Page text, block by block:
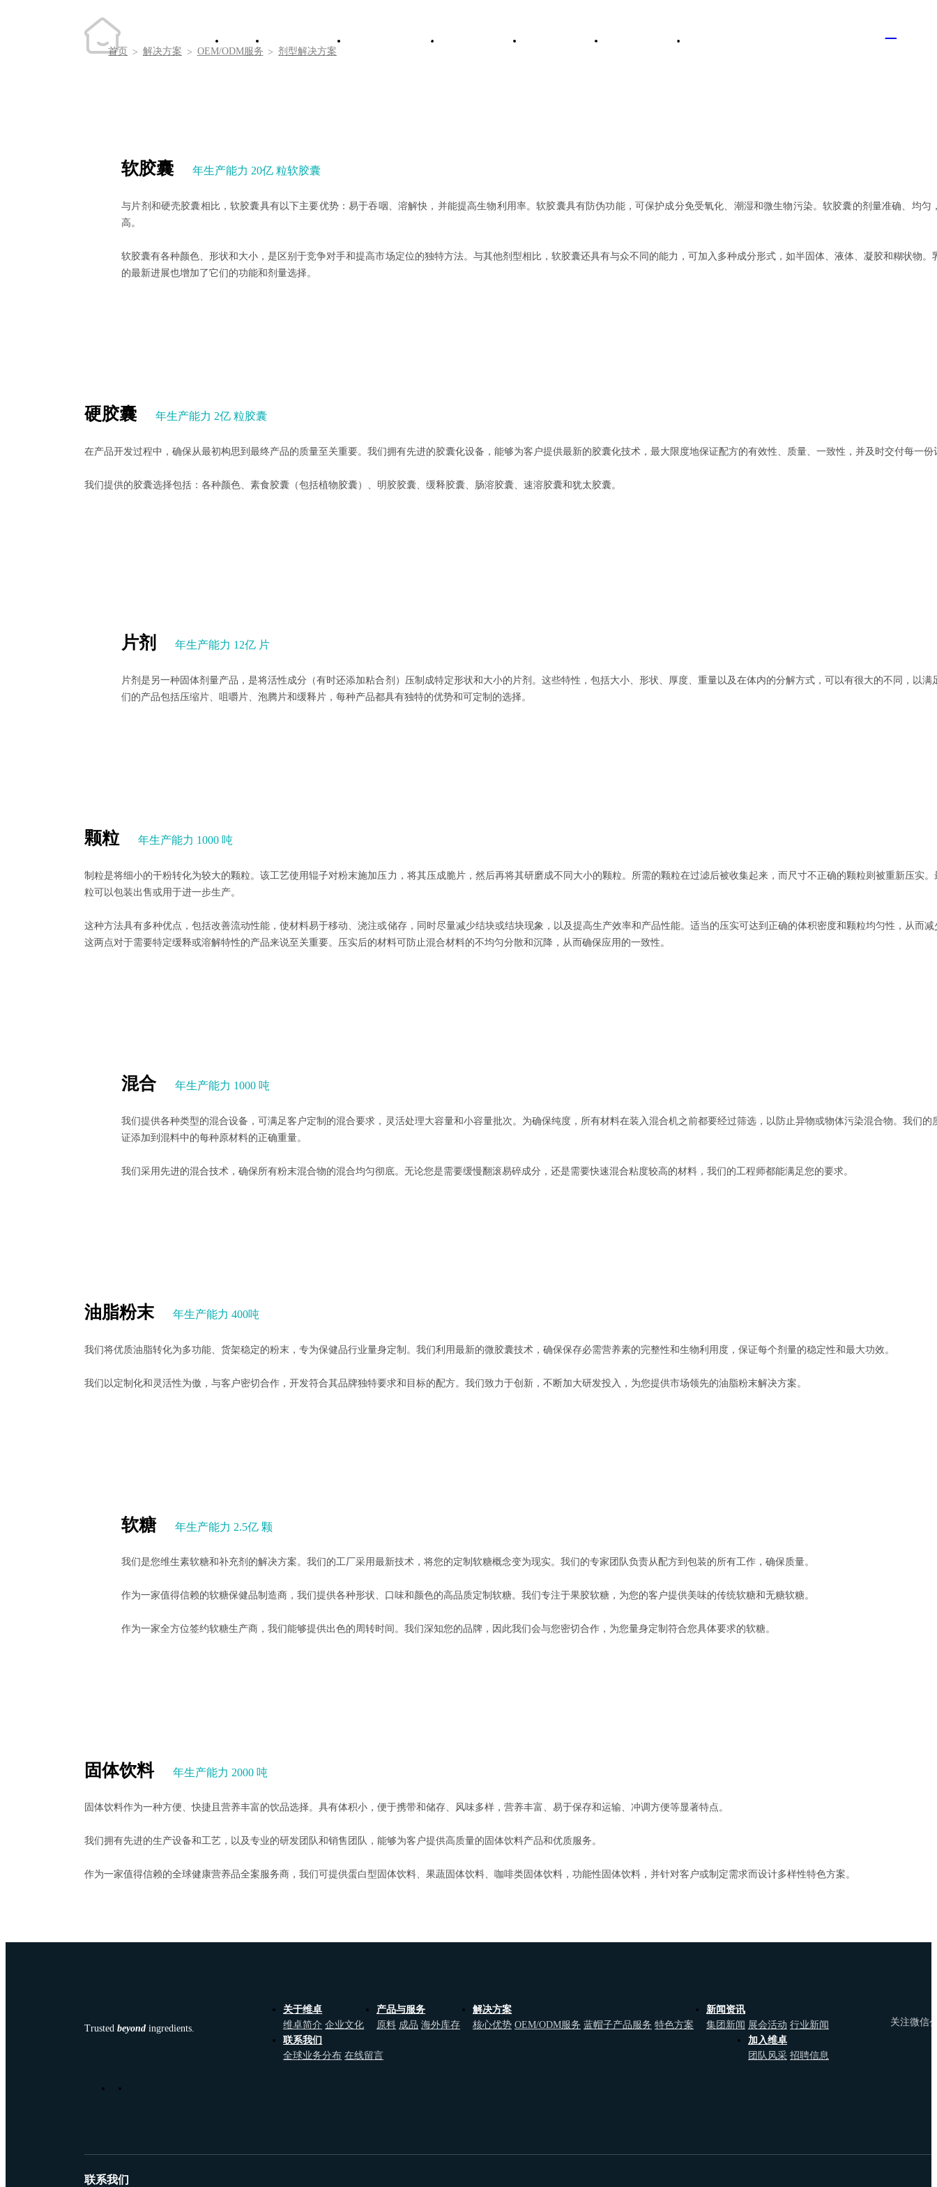
首页 关于维卓 产品与服务 解决方案 新闻资讯 联系我们
首页 > 解决方案 > OEM/ODM服务 > 剂型解决方案
软胶囊 年生产能力 20亿 粒软胶囊
与片剂和硬壳胶囊相比，软胶囊具有以下主要优势：易于吞咽、溶解快，并能提高生物利用率。软胶囊具有防伪功能，可保护成分免受氧化、潮湿和微生物污染。软胶囊的剂量准确、均匀
高。
软胶囊有各种颜色、形状和大小，是区别于竞争对手和提高市场定位的独特方法。与其他剂型相比，软胶囊还具有与众不同的能力，可加入多种成分形式，如半固体、液体、凝胶和糊状物。
的最新进展也增加了它们的功能和剂量选择。
硬胶囊 年生产能力 2亿 粒胶囊
在产品开发过程中，确保从最初构思到最终产品的质量至关重要。我们拥有先进的胶囊化设备，能够为客户提供最新的胶囊化技术，最大限度地保证配方的有效性、质量、一致性，并及时交付每一份
我们提供的胶囊选择包括：各种颜色、素食胶囊（包括植物胶囊）、明胶胶囊、缓释胶囊、肠溶胶囊、速溶胶囊和犹太胶囊。
片剂 年生产能力 12亿 片
片剂是另一种固体剂量产品，是将活性成分（有时还添加粘合剂）压制成特定形状和大小的片剂。这些特性，包括大小、形状、厚度、重量以及在体内的分解方式，可以有很大的不同，以满
们的产品包括压缩片、咀嚼片、泡腾片和缓释片，每种产品都具有独特的优势和可定制的选择。
颗粒 年生产能力 1000 吨
制粒是将细小的干粉转化为较大的颗粒。该工艺使用辊子对粉末施加压力，将其压成脆片，然后再将其研磨成不同大小的颗粒。所需的颗粒在过滤后被收集起来，而尺寸不正确的颗粒则被重新压实。
粒可以包装出售或用于进一步生产。
这种方法具有多种优点，包括改善流动性能，使材料易于移动、浇注或储存，同时尽量减少结块或结块现象，以及提高生产效率和产品性能。适当的压实可达到正确的体积密度和颗粒均匀性，从而减
这两点对于需要特定缓释或溶解特性的产品来说至关重要。压实后的材料可防止混合材料的不均匀分散和沉降，从而确保应用的一致性。
混合 年生产能力 1000 吨
我们提供各种类型的混合设备，可满足客户定制的混合要求，灵活处理大容量和小容量批次。为确保纯度，所有材料在装入混合机之前都要经过筛选，以防止异物或物体污染混合物。我们的
证添加到混料中的每种原材料的正确重量。
我们采用先进的混合技术，确保所有粉末混合物的混合均匀彻底。无论您是需要缓慢翻滚易碎成分，还是需要快速混合粘度较高的材料，我们的工程师都能满足您的要求。
油脂粉末 年生产能力 400吨
我们将优质油脂转化为多功能、货架稳定的粉末，专为保健品行业量身定制。我们利用最新的微胶囊技术，确保保存必需营养素的完整性和生物利用度，保证每个剂量的稳定性和最大功效。
我们以定制化和灵活性为傲，与客户密切合作，开发符合其品牌独特要求和目标的配方。我们致力于创新，不断加大研发投入，为您提供市场领先的油脂粉末解决方案。
软糖 年生产能力 2.5亿 颗
我们是您维生素软糖和补充剂的解决方案。我们的工厂采用最新技术，将您的定制软糖概念变为现实。我们的专家团队负责从配方到包装的所有工作，确保质量。
作为一家值得信赖的软糖保健品制造商，我们提供各种形状、口味和颜色的高品质定制软糖。我们专注于果胶软糖，为您的客户提供美味的传统软糖和无糖软糖。
作为一家全方位签约软糖生产商，我们能够提供出色的周转时间。我们深知您的品牌，因此我们会与您密切合作，为您量身定制符合您具体要求的软糖。
固体饮料 年生产能力 2000 吨
固体饮料作为一种方便、快捷且营养丰富的饮品选择。具有体积小，便于携带和储存、风味多样，营养丰富、易于保存和运输、冲调方便等显著特点。
我们拥有先进的生产设备和工艺，以及专业的研发团队和销售团队，能够为客户提供高质量的固体饮料产品和优质服务。
作为一家值得信赖的全球健康营养品全案服务商，我们可提供蛋白型固体饮料、果蔬固体饮料、咖啡类固体饮料，功能性固体饮料，并针对客户或制定需求而设计多样性特色方案。
Trustedbeyond ingredients.
关于维卓
维卓简介 企业文化
产品与服务
原料 成品 海外库存
解决方案
核心优势 OEM/ODM服务 蓝帽子产品服务 特色方案
新闻资讯
集团新闻 展会活动 行业新闻
联系我们
全球业务分布 在线留言
加入维卓
团队风采 招聘信息
关注微信
联系我们